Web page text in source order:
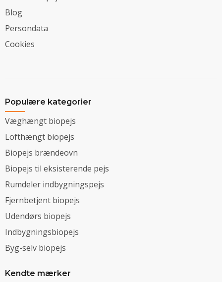
Blog
Persondata
Cookies
Populære kategorier
Væghængt biopejs
Lofthængt biopejs
Biopejs brændeovn
Biopejs til eksisterende pejs
Rumdeler indbygningspejs
Fjernbetjent biopejs
Udendørs biopejs
Indbygningsbiopejs
Byg-selv biopejs
Kendte mærker